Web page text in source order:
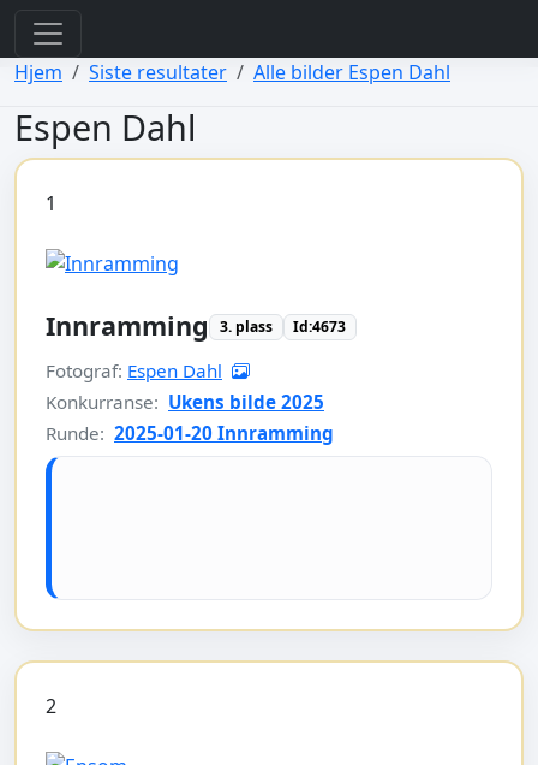
view: menus/_default.php
Hjem
Siste resultater Alle bilder Espen Dahl
Espen Dahl
1
Innramming 3. plass Id:4673
Fotograf: Espen Dahl
Konkurranse: Ukens bilde 2025
Runde: 2025-01-20 Innramming
2